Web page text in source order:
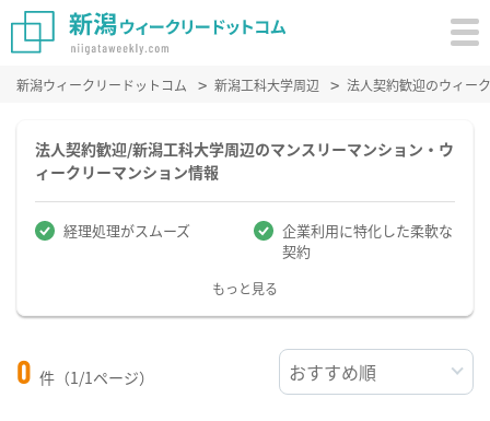
新潟ウィークリードットコム 新潟工科大学周辺 法人契約歓迎のウィー
法人契約歓迎/新潟工科大学周辺のマンスリーマンション・ウ
ィークリーマンション情報
経理処理がスムーズ
企業利用に特化した柔軟な
契約
もっと見る
0 件（1/1ページ）